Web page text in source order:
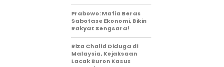
Prabowo: Mafia Beras
Sabotase Ekonomi, Bikin
Rakyat Sengsara!
Riza Chalid Diduga di
Malaysia, Kejaksaan
Lacak Buron Kasus